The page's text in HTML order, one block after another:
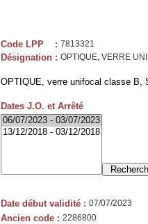
Code LPP : 7813321
Désignation : OPTIQUE, VERRE
OPTIQUE, verre unifocal classe B,
Dates J.O. et Arrêté
Date début validité : 07/07/2023
Ancien code : 2286800